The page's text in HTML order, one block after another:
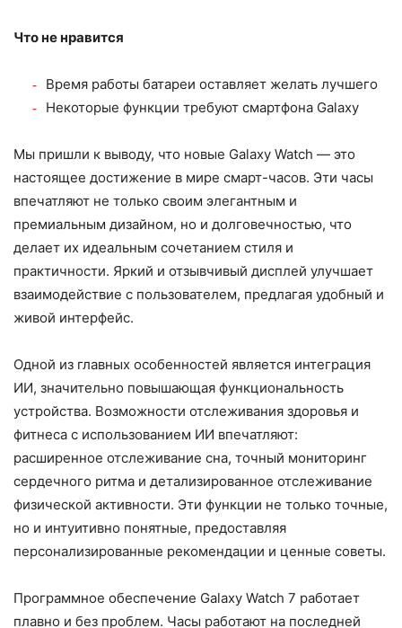
Что не нравится
Время работы батареи оставляет желать лучшего
Некоторые функции требуют смартфона Galaxy
Мы пришли к выводу, что новые Galaxy Watch — это
настоящее достижение в мире смарт-часов. Эти часы
впечатляют не только своим элегантным и
премиальным дизайном, но и долговечностью, что
делает их идеальным сочетанием стиля и
практичности. Яркий и отзывчивый дисплей улучшает
взаимодействие с пользователем, предлагая удобный и
живой интерфейс.
Одной из главных особенностей является интеграция
ИИ, значительно повышающая функциональность
устройства. Возможности отслеживания здоровья и
фитнеса с использованием ИИ впечатляют:
расширенное отслеживание сна, точный мониторинг
сердечного ритма и детализированное отслеживание
физической активности. Эти функции не только точные,
но и интуитивно понятные, предоставляя
персонализированные рекомендации и ценные советы.
Программное обеспечение Galaxy Watch 7 работает
плавно и без проблем. Часы работают на последней